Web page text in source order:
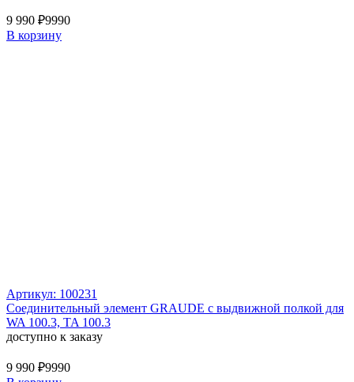
9 990 ₽9990
В корзину
Артикул: 100231
Соединительный элемент GRAUDE с выдвижной полкой для
WA 100.3, TA 100.3
доступно к заказу
9 990 ₽9990